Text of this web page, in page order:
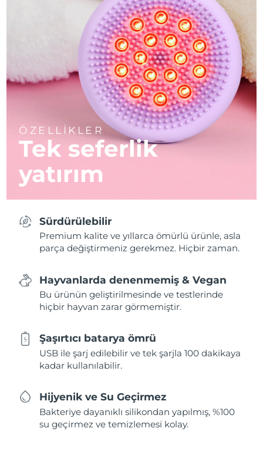
ÖZELLİKLER
Tek seferlik
yatırım
Sürdürülebilir
Premium kalite ve yıllarca ömürlü ürünle, asla
parça değiştirmeniz gerekmez. Hiçbir zaman.
Hayvanlarda denenmemiş & Vegan
Bu ürünün geliştirilmesinde ve testlerinde
hiçbir hayvan zarar görmemiştir.
Şaşırtıcı batarya ömrü
USB ile şarj edilebilir ve tek şarjla 100 dakikaya
kadar kullanılabilir.
Hijyenik ve Su Geçirmez
Bakteriye dayanıklı silikondan yapılmış, %100
su geçirmez ve temizlemesi kolay.